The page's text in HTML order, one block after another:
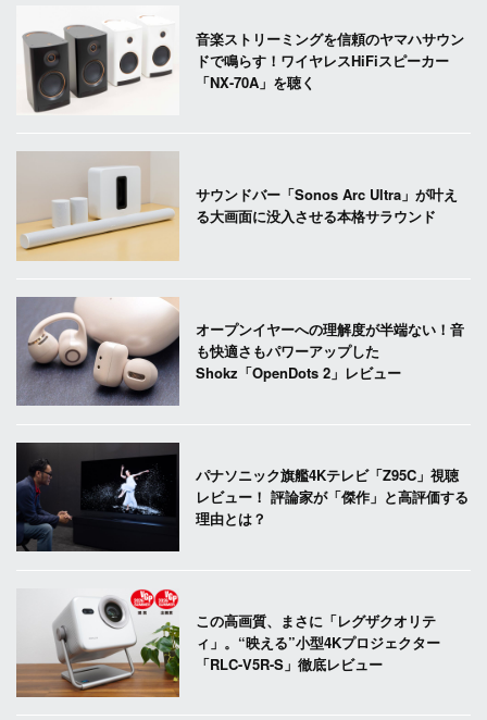
音楽ストリーミングを信頼のヤマハサウン
ドで鳴らす！ワイヤレスHiFiスピーカー
「NX-70A」を聴く
サウンドバー「Sonos Arc Ultra」が叶え
る大画面に没入させる本格サラウンド
オープンイヤーへの理解度が半端ない！音
も快適さもパワーアップした
Shokz「OpenDots 2」レビュー
パナソニック旗艦4Kテレビ「Z95C」視聴
レビュー！ 評論家が「傑作」と高評価する
理由とは？
この高画質、まさに「レグザクオリテ
ィ」。“映える”小型4Kプロジェクター
「RLC-V5R-S」徹底レビュー